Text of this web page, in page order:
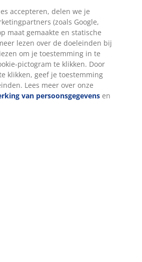
accepteren, delen we je
(zoals Google,
maat gemaakte en statische
lezen over de doeleinden bij
om je toestemming in te
pictogram te klikken. Door
klikken, geef je toestemming
Lees meer over onze
van persoonsgegevens en